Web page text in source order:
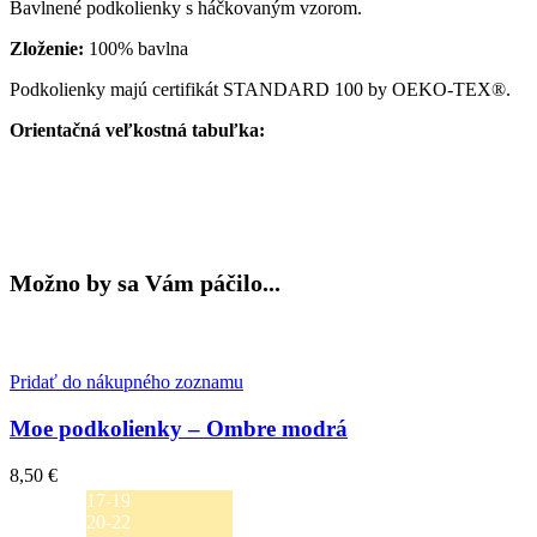
svetlo
Bavlnené podkolienky s háčkovaným vzorom.
Zloženie: 100% bavlna
Podkolienky majú certifikát STANDARD 100 by OEKO-TEX®.
Orientačná veľkostná tabuľka:
Možno by sa Vám páčilo...
Pridať do nákupného zoznamu
Moe podkolienky – Ombre modrá
8,50 €
17-19
20-22